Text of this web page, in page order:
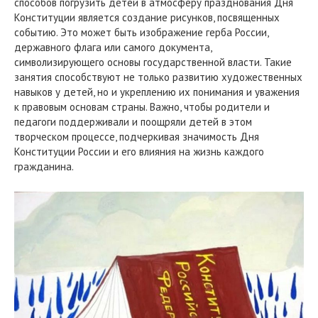
Конституции является создание рисунков, посвященных
событию. Это может быть изображение герба России,
державного флага или самого документа,
символизирующего основы государственной власти. Такие
занятия способствуют не только развитию художественных
навыков у детей, но и укреплению их понимания и уважения
к правовым основам страны. Важно, чтобы родители и
педагоги поддерживали и поощряли детей в этом
творческом процессе, подчеркивая значимость Дня
Конституции России и его влияния на жизнь каждого
гражданина.